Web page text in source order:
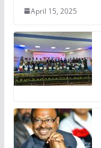
April 15, 2025